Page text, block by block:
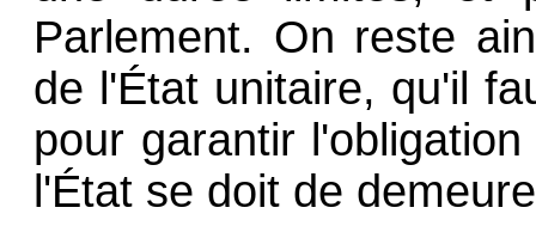
Parlement. On reste
de l'État unitaire, qu'il
pour garantir
l'État se doit de